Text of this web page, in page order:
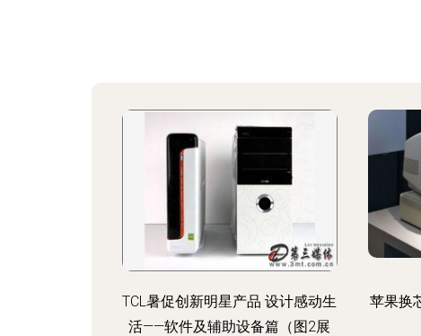
TCL暑促创新明星产品 设计感动生
活——软件及辅助设备篇（图2展
苹果换